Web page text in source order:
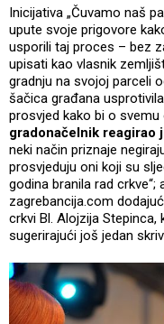
Inicijativa „Čuvamo naš
upute svoje prigovore
usporili taj proces – bez
upisati kao vlasnik
gradnju na svojoj parceli
šačica građana
prosvjed kako bi o
gradonačelnik reagirao
neki način priznaje
prosvjeduju oni koji su
godina branila rad
zagrebancija.com
crkvi Bl. Alojzija
sugerirajući još jedan